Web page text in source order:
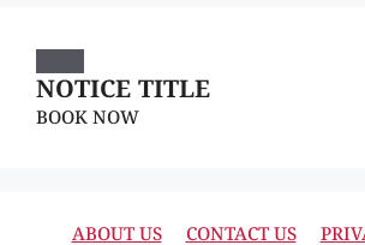
NOTICE TITLE
BOOK NOW
ABOUT US CONTACT US